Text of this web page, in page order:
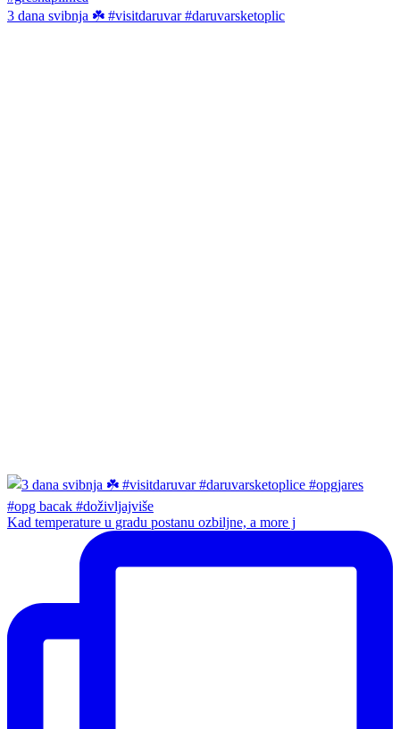
3 dana svibnja ☘️ #visitdaruvar #daruvarsketoplic
Kad temperature u gradu postanu ozbiljne, a more j